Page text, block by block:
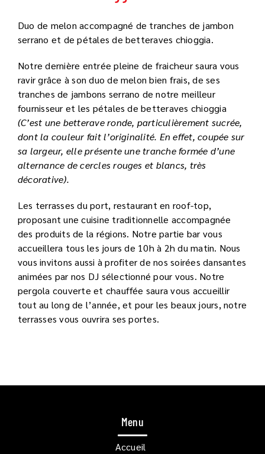
Duo de melon accompagné de tranches de jambon
serrano et de pétales de betteraves chioggia.
Notre dernière entrée pleine de fraicheur saura vous
ravir grâce à son duo de melon bien frais, de ses
tranches de jambons serrano de notre meilleur
fournisseur et les pétales de betteraves chioggia
(C’est une betterave ronde, particulièrement sucrée,
dont la couleur fait l’originalité. En effet, coupée sur
sa largeur, elle présente une tranche formée d’une
alternance de cercles rouges et blancs, très
décorative).
Les terrasses du port, restaurant en roof-top,
proposant une cuisine traditionnelle accompagnée
des produits de la régions. Notre partie bar vous
accueillera tous les jours de 10h à 2h du matin. Nous
vous invitons aussi à profiter de nos soirées dansantes
animées par nos DJ sélectionné pour vous. Notre
pergola couverte et chauffée saura vous accueillir
tout au long de l’année, et pour les beaux jours, notre
terrasses vous ouvrira ses portes.
Menu
Accueil